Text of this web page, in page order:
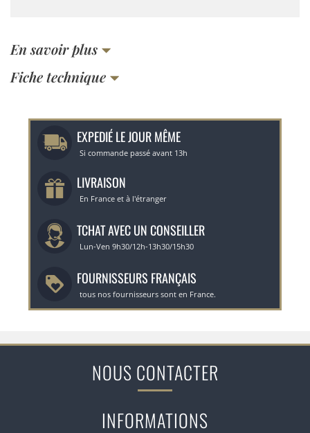
En savoir plus
Fiche technique
EXPEDIÉ LE JOUR MÊME
Si commande passé avant 13h
LIVRAISON
En France et à l'étranger
TCHAT AVEC UN CONSEILLER
Lun-Ven 9h30/12h-13h30/15h30
FOURNISSEURS FRANÇAIS
tous nos fournisseurs sont en France.
NOUS CONTACTER
INFORMATIONS